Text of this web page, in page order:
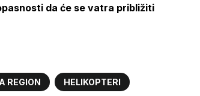
da će se vatra približiti
REGION HELIKOPTERI